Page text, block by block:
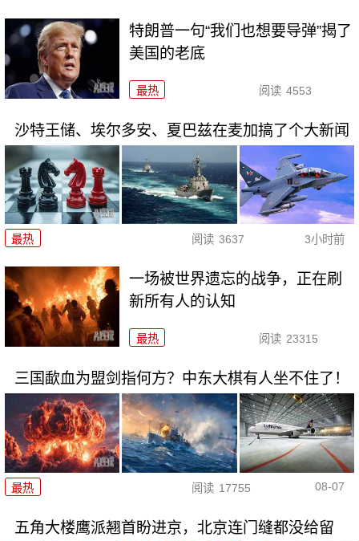
特朗普一句“我们也想要导弹”揭了
美国的老底
最热 阅读 4553
沙特王储、埃尔多安、夏巴兹在麦加搞了个大新闻
最热 阅读 3637 3小时前
一场被世界遗忘的战争，正在刷
新所有人的认知
最热 阅读 23315
三国歃血为盟剑指何方？中东大棋有人坐不住了！
最热 阅读 17755 08-07
五角大楼鹰派翘首盼进京，北京连门缝都没给留